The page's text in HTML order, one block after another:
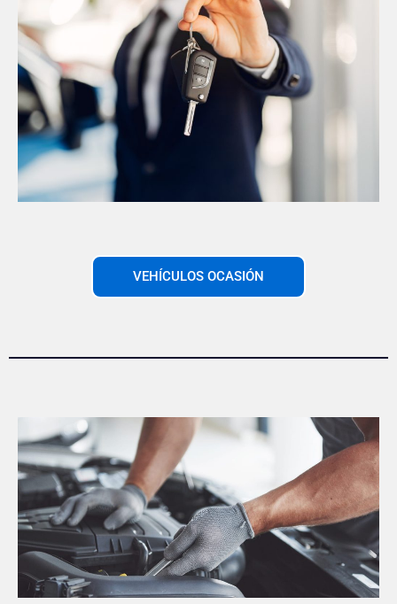
VEHÍCULOS OCASIÓN